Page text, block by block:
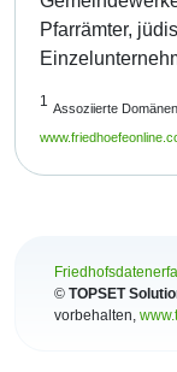
Pfarrämter,
1 Assoziierte
© TOPSET
vorbehalten,